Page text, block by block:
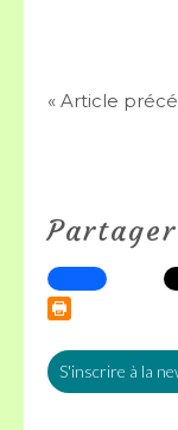
« Article
S'inscrire à la